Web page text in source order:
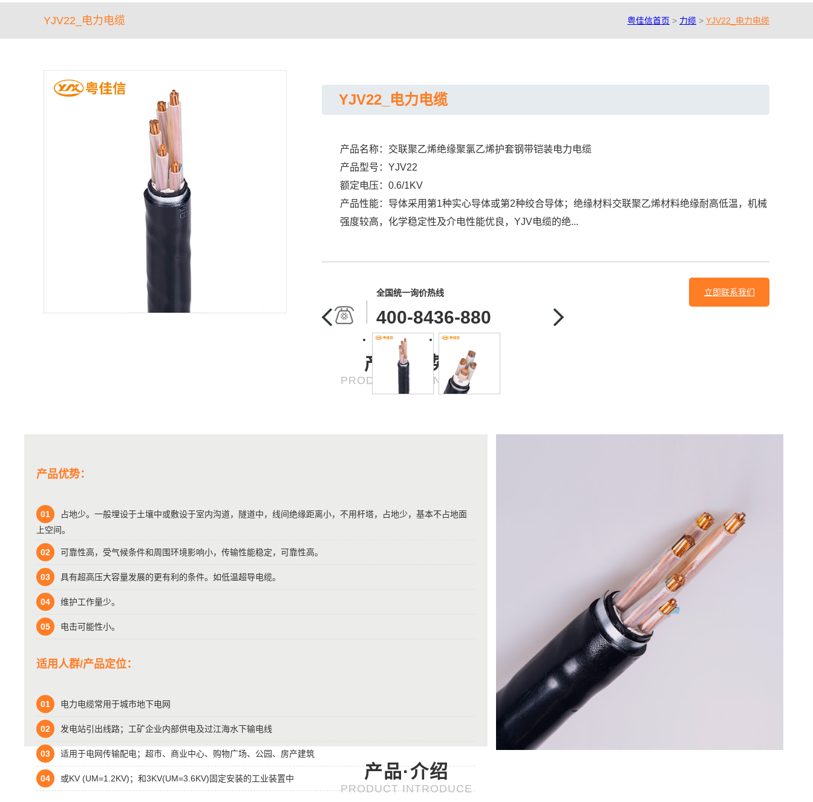
YJV22_电力电缆 粤佳信首页 > 力缆 > YJV22_电力电缆
YJV22_电力电缆
产品名称：交联聚乙烯绝缘聚氯乙烯护套钢带铠装电力电缆
产品型号：YJV22
额定电压：0.6/1KV
产品性能：导体采用第1种实心导体或第2种绞合导体；绝缘材料交联聚乙烯材料绝缘耐高低温，机械
强度较高，化学稳定性及介电性能优良，YJV电缆的绝...
全国统一询价热线
400-8436-880
立即联系我们
产品·优势
PRODUCT ADVANTAGE
产品优势：
01
占地少。一般埋设于土壤中或敷设于室内沟道，隧道中，线间绝缘距离小，不用杆塔，占地少，基本不占地面
上空间。
02 可靠性高，受气候条件和周围环境影响小，传输性能稳定，可靠性高。
03 具有超高压大容量发展的更有利的条件。如低温超导电缆。
04 维护工作量少。
05 电击可能性小。
适用人群/产品定位：
01 电力电缆常用于城市地下电网
02 发电站引出线路；工矿企业内部供电及过江海水下输电线
03 适用于电网传输配电；超市、商业中心、购物广场、公园、房产建筑
04 或KV (UM=1.2KV)；和3KV(UM=3.6KV)固定安装的工业装置中 产品·介绍
PRODUCT INTRODUCE